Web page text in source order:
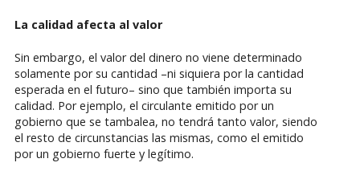
La calidad afecta al valor
Sin embargo, el valor del dinero no viene determinado
solamente por su cantidad –ni siquiera por la cantidad
esperada en el futuro– sino que también importa su
calidad. Por ejemplo, el circulante emitido por un
gobierno que se tambalea, no tendrá tanto valor, siendo
el resto de circunstancias las mismas, como el emitido
por un gobierno fuerte y legítimo.